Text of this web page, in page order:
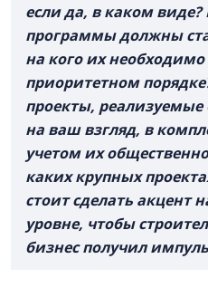
если да, в каком
программы должны
на кого их
приоритетном
проекты,
на ваш взгляд, в
учетом их
каких крупных
стоит сделать акцент
уровне, чтобы
бизнес получил